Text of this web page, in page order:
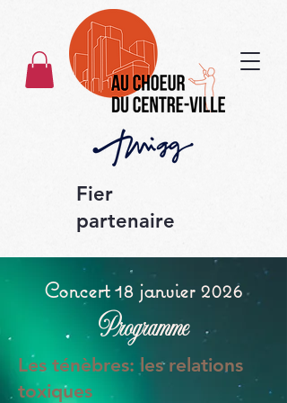
Fier
partenaire
Concert 18 janvier 2026
Programme
Les ténèbres: les relations
toxiques